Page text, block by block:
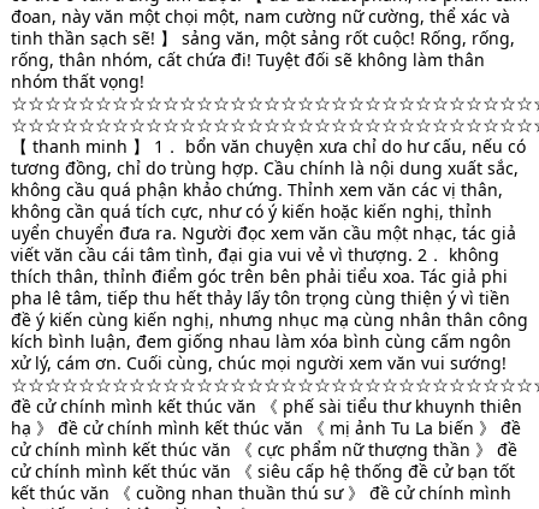
đoan, này văn một chọi một, nam cường nữ cường, thể xác và
tinh thần sạch sẽ! 】 sảng văn, một sảng rốt cuộc! Rống, rống,
rống, thân nhóm, cất chứa đi! Tuyệt đối sẽ không làm thân
nhóm thất vọng!
【 thanh minh 】 1． bổn văn chuyện xưa chỉ do hư cấu, nếu có
tương đồng, chỉ do trùng hợp. Cầu chính là nội dung xuất sắc,
không cầu quá phận khảo chứng. Thỉnh xem văn các vị thân,
không cần quá tích cực, như có ý kiến hoặc kiến nghị, thỉnh
uyển chuyển đưa ra. Người đọc xem văn cầu một nhạc, tác giả
viết văn cầu cái tâm tình, đại gia vui vẻ vì thượng. 2． không
thích thân, thỉnh điểm góc trên bên phải tiểu xoa. Tác giả phi
pha lê tâm, tiếp thu hết thảy lấy tôn trọng cùng thiện ý vì tiền
đề ý kiến cùng kiến nghị, nhưng nhục mạ cùng nhân thân công
kích bình luận, đem giống nhau làm xóa bình cùng cấm ngôn
xử lý, cám ơn. Cuối cùng, chúc mọi người xem văn vui sướng!
đề cử chính mình kết thúc văn 《 phế sài tiểu thư khuynh thiên
hạ 》 đề cử chính mình kết thúc văn 《 mị ảnh Tu La biến 》 đề
cử chính mình kết thúc văn 《 cực phẩm nữ thượng thần 》 đề
cử chính mình kết thúc văn 《 siêu cấp hệ thống đề cử bạn tốt
kết thúc văn 《 cuồng nhan thuần thú sư 》 đề cử chính mình